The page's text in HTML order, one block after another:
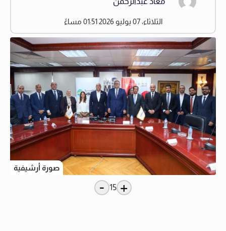
الثلاثاء، 07 يوليو 2026 01:51 مساءً
صورة أرشيفية
+
15
-